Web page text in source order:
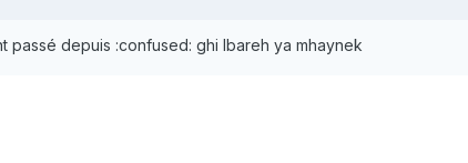
passé depuis :confused: ghi lbareh ya mhaynek